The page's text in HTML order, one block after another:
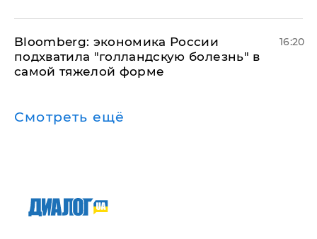
Bloomberg: экономика России
подхватила "голландскую болезнь" в
самой тяжелой форме
16:20
Смотреть ещё